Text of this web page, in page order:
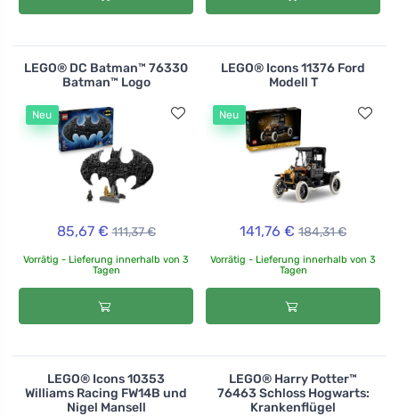
LEGO® DC Batman™ 76330
Batman™ Logo
Neu
85,67 € 111,37 €
Vorrätig - Lieferung innerhalb von 3
Tagen
LEGO® Icons 11376 Ford
Modell T
Neu
141,76 € 184,31 €
Vorrätig - Lieferung innerhalb von 3
Tagen
LEGO® Icons 10353
Williams Racing FW14B und
Nigel Mansell
LEGO® Harry Potter™
76463 Schloss Hogwarts:
Krankenflügel